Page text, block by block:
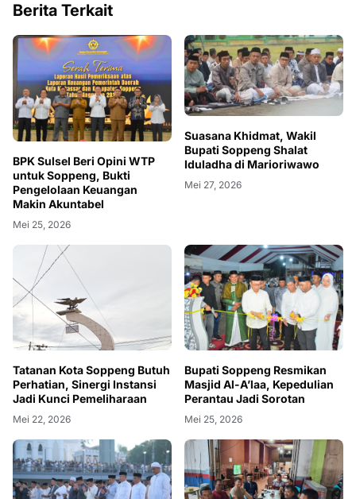
Berita Terkait
BPK Sulsel Beri Opini WTP
untuk Soppeng, Bukti
Pengelolaan Keuangan
Makin Akuntabel
Mei 25, 2026
Suasana Khidmat, Wakil
Bupati Soppeng Shalat
Iduladha di Marioriwawo
Mei 27, 2026
Tatanan Kota Soppeng Butuh
Perhatian, Sinergi Instansi
Jadi Kunci Pemeliharaan
Mei 22, 2026
Bupati Soppeng Resmikan
Masjid Al-A’laa, Kepedulian
Perantau Jadi Sorotan
Mei 25, 2026